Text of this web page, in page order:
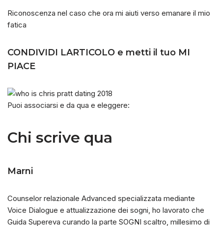
Riconoscenza nel caso che ora mi aiuti verso emanare il mio
fatica
CONDIVIDI LARTICOLO e metti il tuo MI
PIACE
Puoi associarsi e da qua e eleggere:
Chi scrive qua
Marni
Counselor relazionale Advanced specializzata mediante
Voice Dialogue e attualizzazione dei sogni, ho lavorato che
Guida Supereva curando la parte SOGNI scaltro, millesimo di